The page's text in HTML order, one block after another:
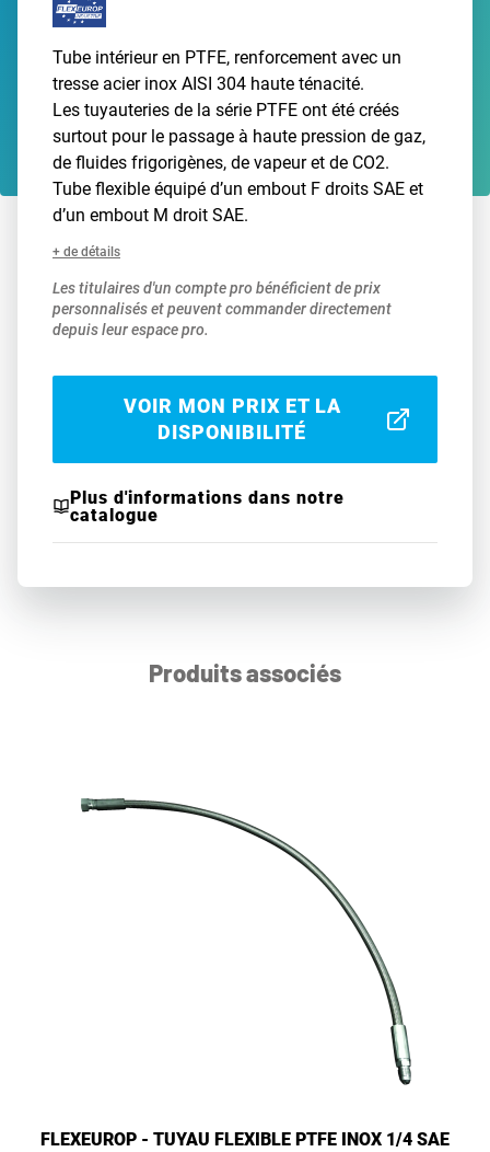
Tube intérieur en PTFE, renforcement avec un
tresse acier inox AISI 304 haute ténacité.
Les tuyauteries de la série PTFE ont été créés
surtout pour le passage à haute pression de gaz,
de fluides frigorigènes, de vapeur et de CO2.
Tube flexible équipé d’un embout F droits SAE et
d’un embout M droit SAE.
+ de détails
Les titulaires d'un compte pro bénéficient de prix
personnalisés et peuvent commander directement
depuis leur espace pro.
VOIR MON PRIX ET LA
DISPONIBILITÉ
Plus d'informations dans notre
catalogue
Produits associés
FLEXEUROP - TUYAU FLEXIBLE PTFE INOX 1/4 SAE